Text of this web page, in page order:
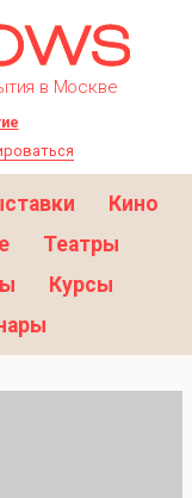
в Москве
Кино
Театры
Курсы